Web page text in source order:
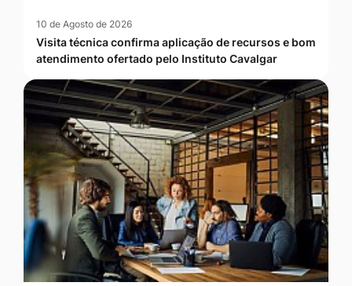
10 de Agosto de 2026
Visita técnica confirma aplicação de recursos e bom
atendimento ofertado pelo Instituto Cavalgar